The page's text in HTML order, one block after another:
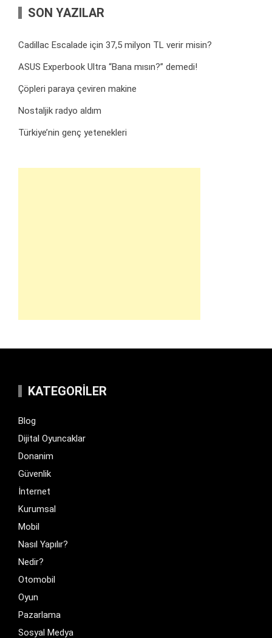
SON YAZILAR
Cadillac Escalade için 37,5 milyon TL verir misin?
ASUS Experbook Ultra “Bana mısın?” demedi!
Çöpleri paraya çeviren makine
Nostaljik radyo aldım
Türkiye’nin genç yetenekleri
KATEGORILER
Blog
Dijital Oyuncaklar
Donanim
Güvenlik
İnternet
Kurumsal
Mobil
Nasıl Yapılır?
Nedir?
Otomobil
Oyun
Pazarlama
Sosyal Medya